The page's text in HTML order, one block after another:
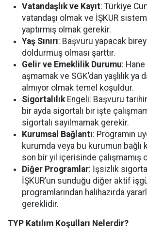
Vatandaşlık ve Kayıt: Türkiye
vatandaşı olmak ve İŞKUR
yaptırmış olmak gerekir.
Yaş Sınırı: Başvuru yapacak
doldurmuş olması şarttır.
Gelir ve Emeklilik Durumu: Hane
aşmamak ve SGK’dan yaşlılık ya
almıyor olmak temel koşuldur.
SigortalılıkEngeli: Başvuru
bir ayda sigortalı bir işte
sigortalı sayılmamak gerekir.
Kurumsal Bağlantı: Programın
kurumda veya bu kurumun bağlı
son bir yıl içerisinde çalışmamış
Diğer Programlar: İşsizlik
İŞKUR’un sunduğu diğer aktif
programlarından halihazırda
gereklidir.
TYP Katılım Koşulları Nelerdir?